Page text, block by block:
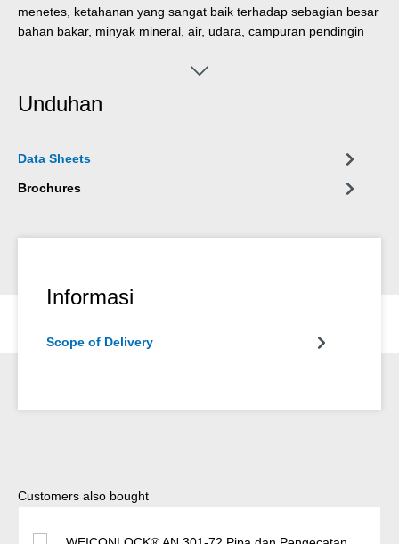
menetes, ketahanan yang sangat baik terhadap sebagian besar
bahan bakar, minyak mineral, air, udara, campuran pendingin
Unduhan
Data Sheets
Brochures
Informasi
Scope of Delivery
Lewati galeri produk
Customers also bought